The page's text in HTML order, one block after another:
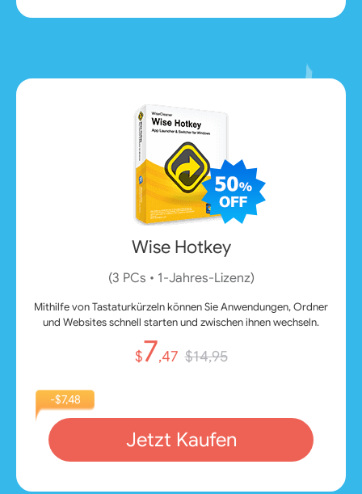
Wise Hotkey
(3 PCs • 1‑Jahres‑Lizenz)
Mithilfe von Tastaturkürzeln können Sie Anwendungen, Ordner
und Websites schnell starten und zwischen ihnen wechseln.
$7,47 $14,95
-$7,48
Jetzt Kaufen